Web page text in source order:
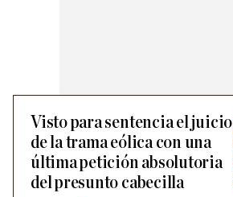
Visto para sentencia el juicio
de la trama eólica con una
última petición absolutoria
del presunto cabecilla